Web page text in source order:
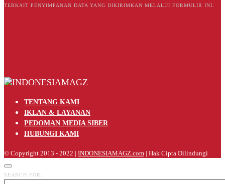
TERKAIT PENYIMPANAN DATA YANG DIKIRIMKAN MELALUI FORMULIR INI.
TENTANG KAMI
IKLAN & LAYANAN
PEDOMAN MEDIA SIBER
HUBUNGI KAMI
© Copyright 2013 - 2022 | INDONESIAMAGZ.com | Hak Cipta Dilindungi
SEARCH FOR: